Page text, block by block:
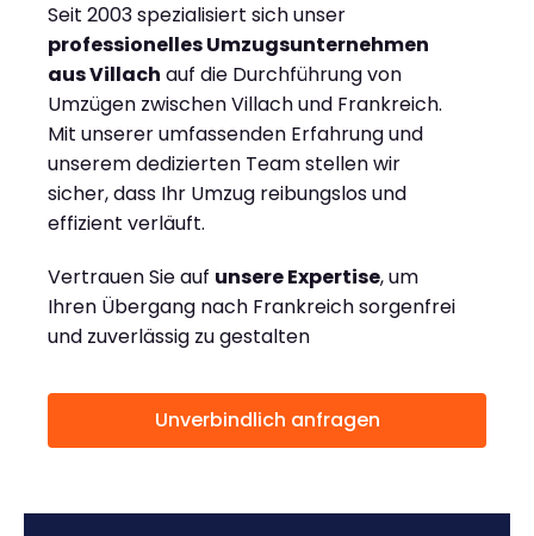
Seit 2003 spezialisiert sich unser
professionelles Umzugsunternehmen
aus Villach auf die Durchführung von
Umzügen zwischen Villach und Frankreich.
Mit unserer umfassenden Erfahrung und
unserem dedizierten Team stellen wir
sicher, dass Ihr Umzug reibungslos und
effizient verläuft.
Vertrauen Sie auf unsere Expertise, um
Ihren Übergang nach Frankreich sorgenfrei
und zuverlässig zu gestalten
Unverbindlich anfragen